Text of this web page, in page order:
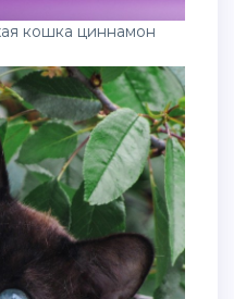
кошка циннамон